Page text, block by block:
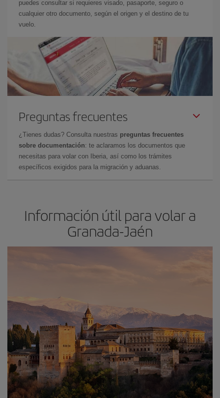
puedes consultar si requieres visado, pasaporte, seguro o
cualquier otro documento, según el origen y el destino de tu
vuelo.
Preguntas frecuentes
¿Tienes dudas? Consulta nuestras preguntas frecuentes
sobre documentación: te aclaramos los documentos que
necesitas para volar con Iberia, así como los trámites
específicos exigidos para la migración y aduanas.
Información útil para volar a
Granada-Jaén